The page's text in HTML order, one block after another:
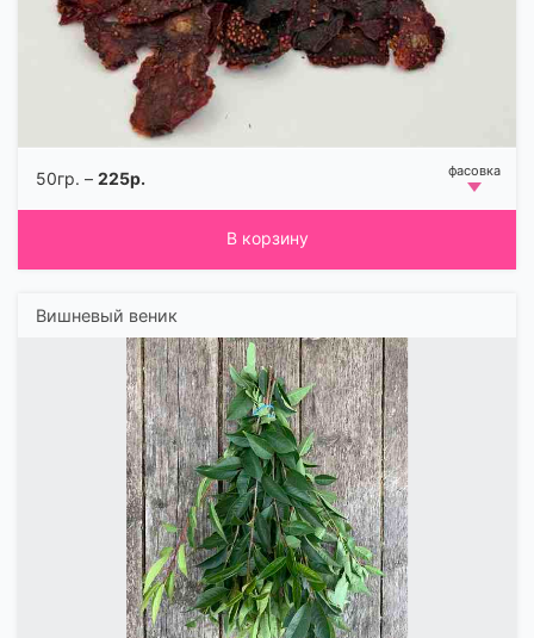
50гр. – 225р.
В корзину
Вишневый веник